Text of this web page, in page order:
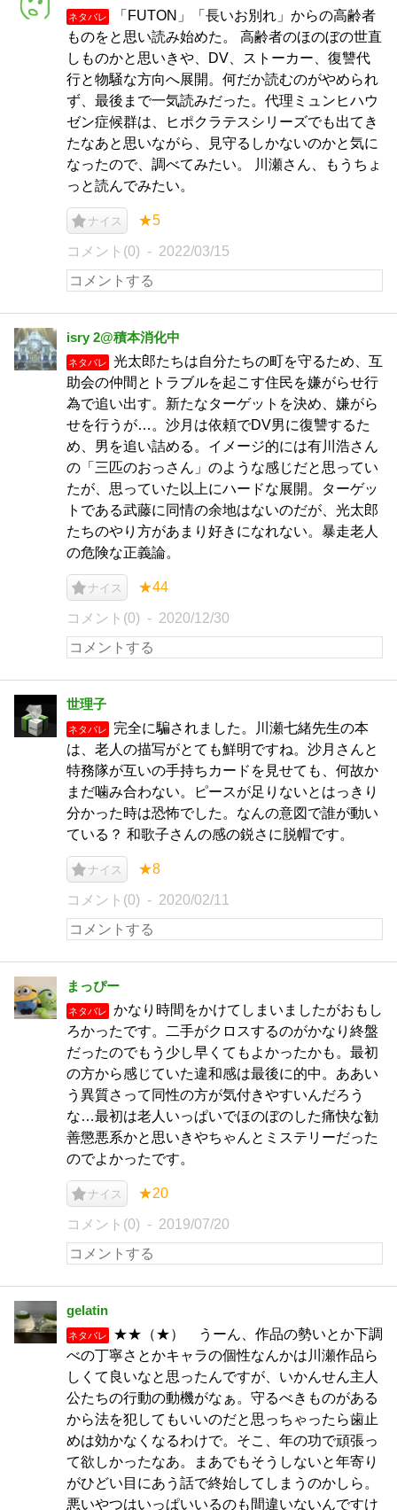
ネタバレ
「FUTON」「長いお別れ」からの高齢者
ものをと思い読み始めた。 高齢者のほのぼの世直
しものかと思いきや、DV、ストーカー、復讐代
行と物騒な方向へ展開。何だか読むのがやめられ
ず、最後まで一気読みだった。代理ミュンヒハウ
ゼン症候群は、ヒポクラテスシリーズでも出てき
たなあと思いながら、見守るしかないのかと気に
なったので、調べてみたい。 川瀬さん、もうちょ
っと読んでみたい。
ナイス ★5
コメント(0) 2022/03/15
isry 2@積本消化中
ネタバレ
光太郎たちは自分たちの町を守るため、互
助会の仲間とトラブルを起こす住民を嫌がらせ行
為で追い出す。新たなターゲットを決め、嫌がら
せを行うが…。沙月は依頼でDV男に復讐するた
め、男を追い詰める。イメージ的には有川浩さん
の「三匹のおっさん」のような感じだと思ってい
たが、思っていた以上にハードな展開。ターゲッ
トである武藤に同情の余地はないのだが、光太郎
たちのやり方があまり好きになれない。暴走老人
の危険な正義論。
ナイス ★44
コメント(0) 2020/12/30
世理子
ネタバレ
完全に騙されました。川瀬七緒先生の本
は、老人の描写がとても鮮明ですね。沙月さんと
特務隊が互いの手持ちカードを見せても、何故か
まだ噛み合わない。ピースが足りないとはっきり
分かった時は恐怖でした。なんの意図で誰が動い
ている？ 和歌子さんの感の鋭さに脱帽です。
ナイス ★8
コメント(0) 2020/02/11
まっぴー
ネタバレ
かなり時間をかけてしまいましたがおもし
ろかったです。二手がクロスするのがかなり終盤
だったのでもう少し早くてもよかったかも。最初
の方から感じていた違和感は最後に的中。ああい
う異質さって同性の方が気付きやすいんだろう
な…最初は老人いっぱいでほのぼのした痛快な勧
善懲悪系かと思いきやちゃんとミステリーだった
のでよかったです。
ナイス ★20
コメント(0) 2019/07/20
gelatin
ネタバレ
★★（★） うーん、作品の勢いとか下調
べの丁寧さとかキャラの個性なんかは川瀬作品ら
しくて良いなと思ったんですが、いかんせん主人
公たちの行動の動機がなぁ。守るべきものがある
から法を犯してもいいのだと思っちゃったら歯止
めは効かなくなるわけで。そこ、年の功で頑張っ
て欲しかったなあ。まあでもそうしないと年寄り
がひどい目にあう話で終始してしまうのかしら。
悪いやつはいっぱいいるのも間違いないんですけ